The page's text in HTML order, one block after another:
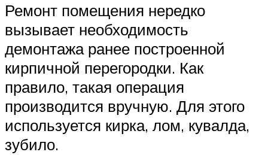
Ремонт помещения нередко
вызывает необходимость
демонтажа ранее построенной
кирпичной перегородки. Как
правило, такая операция
производится вручную. Для этого
используется кирка, лом, кувалда,
зубило.